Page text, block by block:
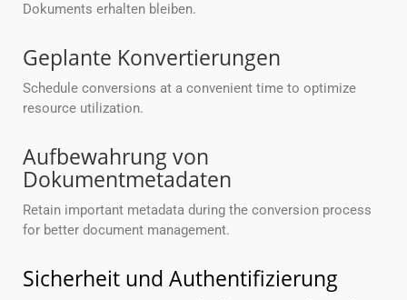
Dokuments erhalten bleiben.
Geplante Konvertierungen
Schedule conversions at a convenient time to optimize
resource utilization.
Aufbewahrung von
Dokumentmetadaten
Retain important metadata during the conversion process
for better document management.
Sicherheit und Authentifizierung